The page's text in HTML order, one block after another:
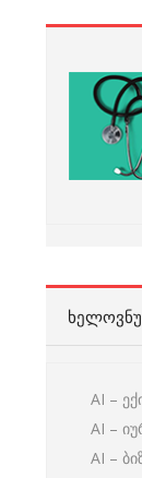
AI –
AI –
AI –